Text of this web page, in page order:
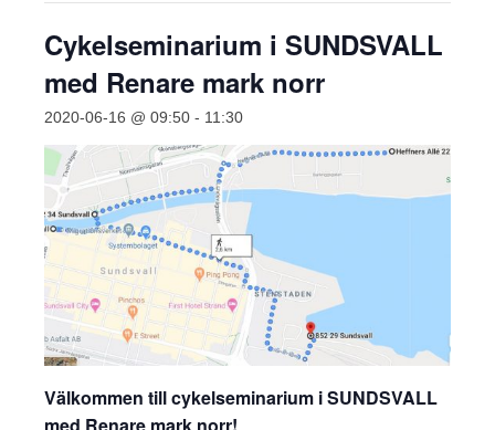
Cykelseminarium i SUNDSVALL
med Renare mark norr
2020-06-16 @ 09:50 - 11:30
Välkommen till cykelseminarium i SUNDSVALL
med Renare mark norr!